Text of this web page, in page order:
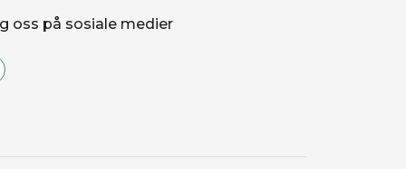
oss på sosiale medier